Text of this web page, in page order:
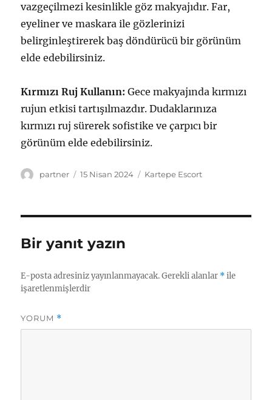
vazgeçilmezi kesinlikle göz makyajıdır. Far,
eyeliner ve maskara ile gözlerinizi
belirginleştirerek baş döndürücü bir görünüm
elde edebilirsiniz.
Kırmızı Ruj Kullanın: Gece makyajında kırmızı
rujun etkisi tartışılmazdır. Dudaklarınıza
kırmızı ruj sürerek sofistike ve çarpıcı bir
görünüm elde edebilirsiniz.
Yazar
partner
Yayın
15 Nisan 2024 Kategoriler
Kartepe Escort
Bir yanıt yazın
E-posta adresiniz yayınlanmayacak. Gerekli alanlar *ile
işaretlenmişlerdir
YORUM *